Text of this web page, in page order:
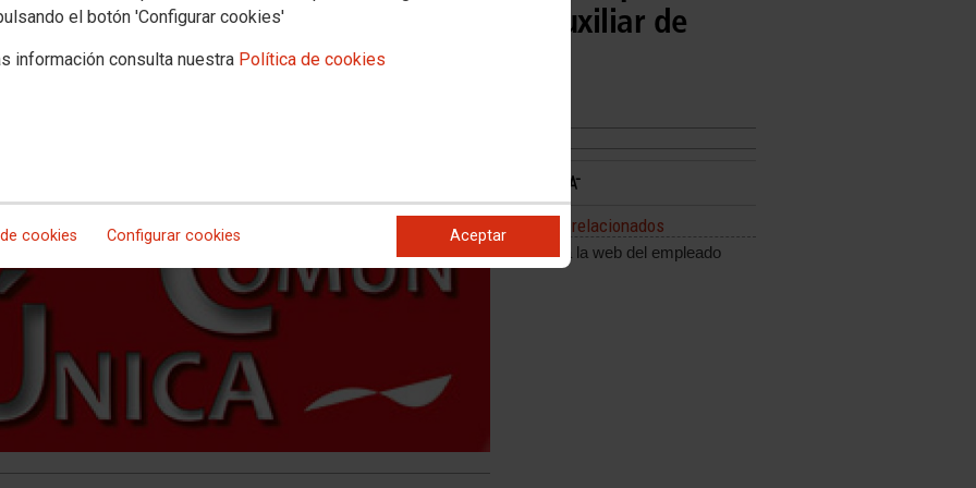
el botón 'Configurar cookies'
información consulta nuestra Política de cookies
cookies Configurar cookies Aceptar
obtenida en la categoría de Auxiliar de
Enlaces relacionados
Enlace a la web del empleado